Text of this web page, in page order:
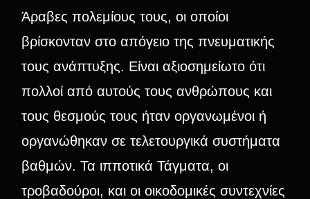
Άραβες πολεμίους τους, οι οποίοι
βρίσκονταν στο απόγειο της πνευματικής
τους ανάπτυξης. Είναι αξιοσημείωτο ότι
πολλοί από αυτούς τους ανθρώπους και
τους θεσμούς τους ήταν οργανωμένοι ή
οργανώθηκαν σε τελετουργικά συστήματα
βαθμών. Τα ιπποτικά Τάγματα, οι
τροβαδούροι, και οι οικοδομικές συντεχνίες